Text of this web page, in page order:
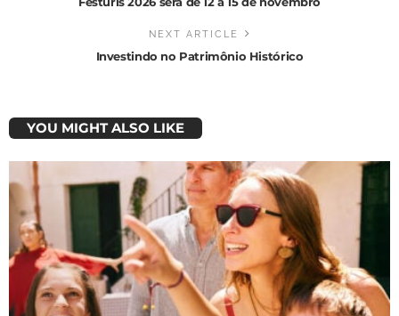
NEXT ARTICLE
Investindo no Patrimônio Histórico
YOU MIGHT ALSO LIKE